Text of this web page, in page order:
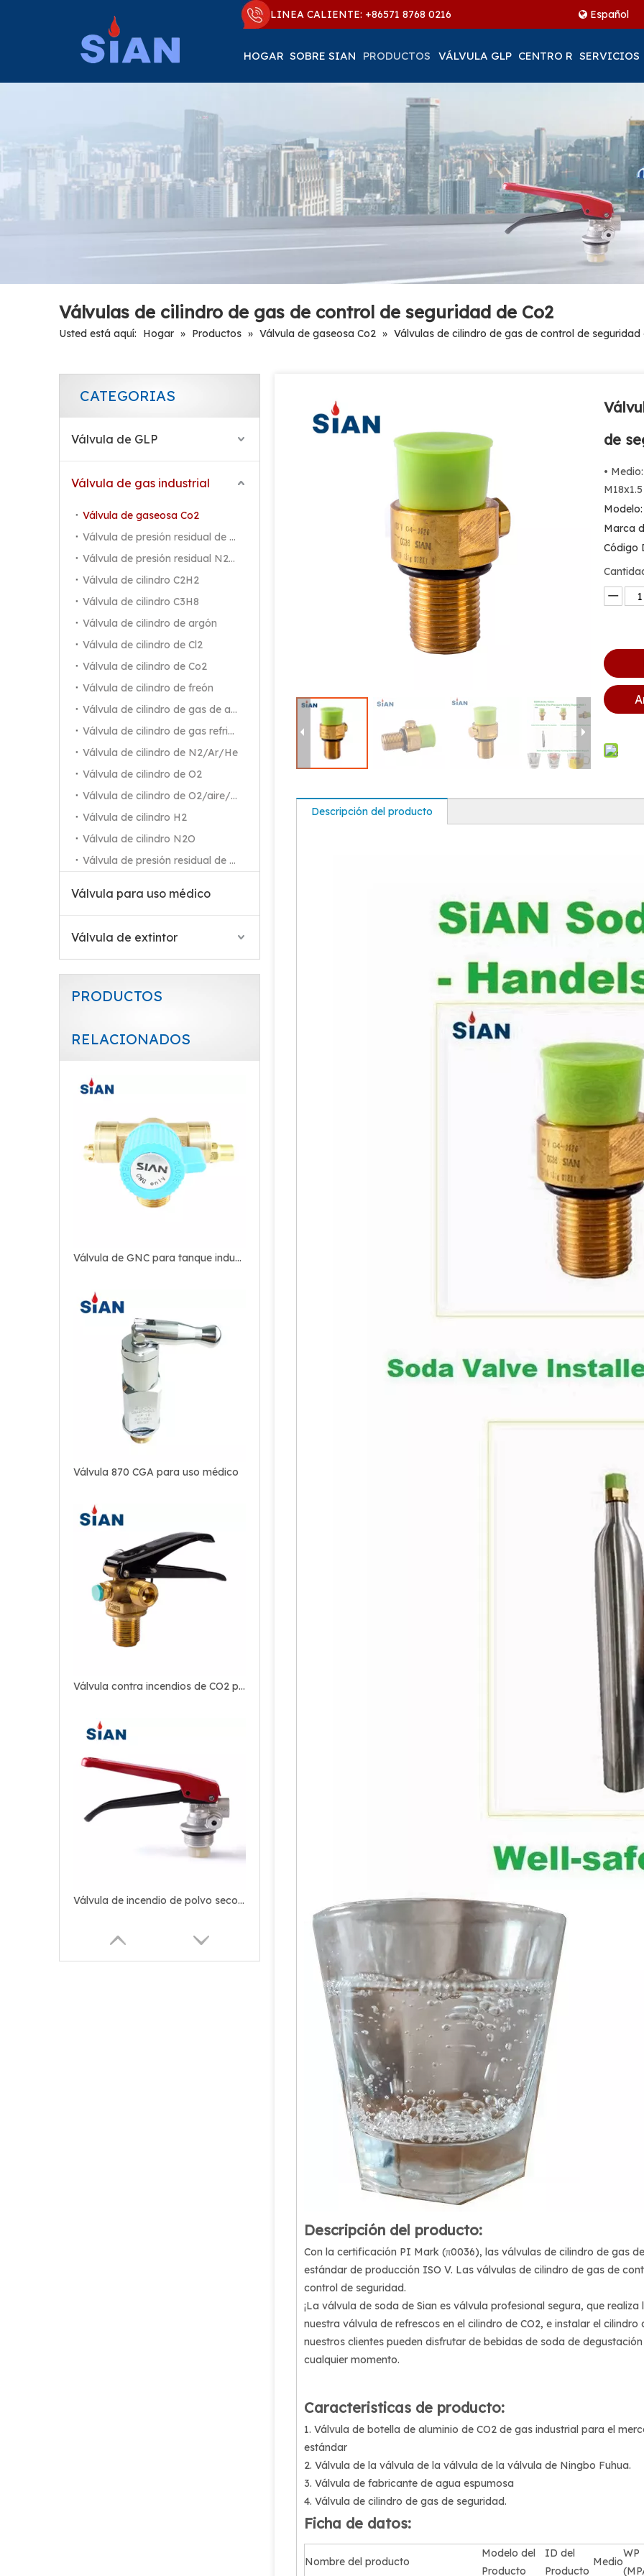
LINEA CALIENTE: +86571 8768 0216 Español
HOGAR SOBRE SIAN PRODUCTOS VÁLVULA GLP CENTRO R SERVICIOS
Válvulas de cilindro de gas de control de seguridad de Co2
Usted está aquí: Hogar » Productos » Válvula de gaseosa Co2 » Válvulas de cilindro de gas de control de seguridad
CATEGORIAS
Válvula de GLP
Válvula de gas industrial
Válvula de gaseosa Co2
Válvula de presión residual de Co2
Válvula de presión residual N2/Ar/He
Válvula de cilindro C2H2
Válvula de cilindro C3H8
Válvula de cilindro de argón
Válvula de cilindro de Cl2
Válvula de cilindro de Co2
Válvula de cilindro de freón
Válvula de cilindro de gas de alta pureza
Válvula de cilindro de gas refrigerante
Válvula de cilindro de N2/Ar/He
Válvula de cilindro de O2
Válvula de cilindro de O2/aire/N2
Válvula de cilindro H2
Válvula de cilindro N2O
Válvula de presión residual de O2
Válvula para uso médico
Válvula de extintor
PRODUCTOS
RELACIONADOS
Válvula de GNC para tanque industrial
Válvula 870 CGA para uso médico
Válvula contra incendios de CO2 para la industria contra incendios
Válvula de incendio de polvo seco portátil sin bola de protección
de
•
Modelo:
Marca
Código
Descripción del producto
Descripción del producto:
Con la certificación PI Mark (π0036), las válvulas de cilindro de gas
estándar de producción ISO V. Las válvulas de cilindro de gas de
control de seguridad.
¡La válvula de soda de Sian es válvula profesional segura, que
nuestra válvula de refrescos en el cilindro de CO2, e instalar el
nuestros clientes pueden disfrutar de bebidas de soda de
cualquier momento.
Caracteristicas de producto:
1. Válvula de botella de aluminio de CO2 de gas industrial para el
estándar
2. Válvula de la válvula de la válvula de la válvula de Ningbo Fuhua.
3. Válvula de fabricante de agua espumosa
4. Válvula de cilindro de gas de seguridad.
Ficha de datos:
Nombre del producto
Modelo del
Producto
ID del
Producto
Medio
WP